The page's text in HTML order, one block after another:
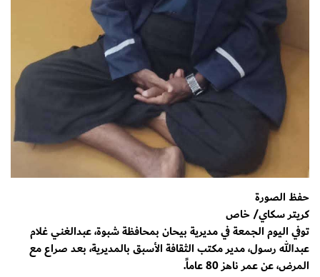
حفظ الصورة
كريتر سكاي/ خاص
توفي اليوم الجمعة في مديرية بيحان بمحافظة شبوة، عبدالغني غلام
عبدالله رسول، مدير مكتب الثقافة الأسبق بالمديرية، بعد صراع مع
المرض، عن عمر ناهز 80 عاماً.